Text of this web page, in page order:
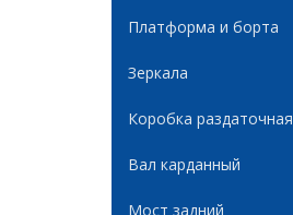
Платформа и борта
Зеркала
Коробка раздаточная
Вал карданный
Мост задний